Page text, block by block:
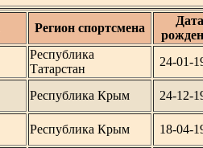
Регион спортсмена
Дата
Республика
Татарстан
24-01-
Республика Крым 24-12-
Республика Крым 18-04-